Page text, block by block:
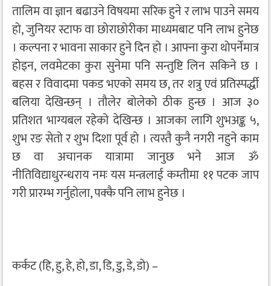
तालिम वा ज्ञान बढाउने विषयमा सरिक हुने र लाभ पाउने समय
हो, जुनियर स्टाफ वा छोराछोरीका माध्यमबाट पनि लाभ हुनेछ
। कल्पना र भावना साकार हुने दिन हो । आफ्ना कुरा थोपर्नेमात्र
होइन, लवमेटका कुरा सुनेमा पनि सन्तुष्टि लिन सकिने छ ।
बहस र विवादमा पकड भएको समय छ, तर शत्रु एवं प्रतिस्पर्द्धी
बलिया देखिन्छन् । तौलेर बोलेको ठीक हुन्छ । आज ३०
प्रतिशत भाग्यबल रहेको देखिन्छ । आजका लागि शुभअङ्क ५,
शुभ रङ सेतो र शुभ दिशा पूर्व हो । त्यस्तै कुनै नगरी नहुने काम
छ वा अचानक यात्रामा जानुछ भने आज ॐ
नीतिविद्याधुरन्धराय नमः यस मन्त्रलाई कम्तीमा ११ पटक जाप
गरी प्रारम्भ गर्नुहोला, पक्कै पनि लाभ हुनेछ ।
कर्कट (हि, हु, हे, हो, डा, डि, डु, डे, डो) –